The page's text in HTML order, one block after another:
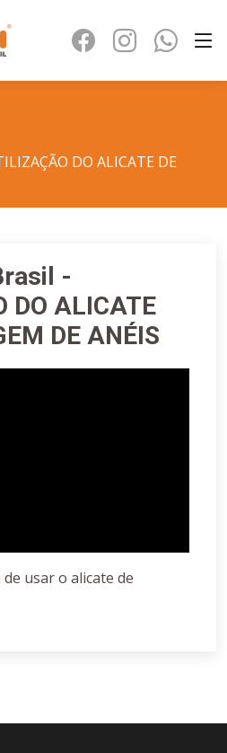
DO ALICATE DE
-
DO ALICATE
DE ANÉIS
usar o alicate de